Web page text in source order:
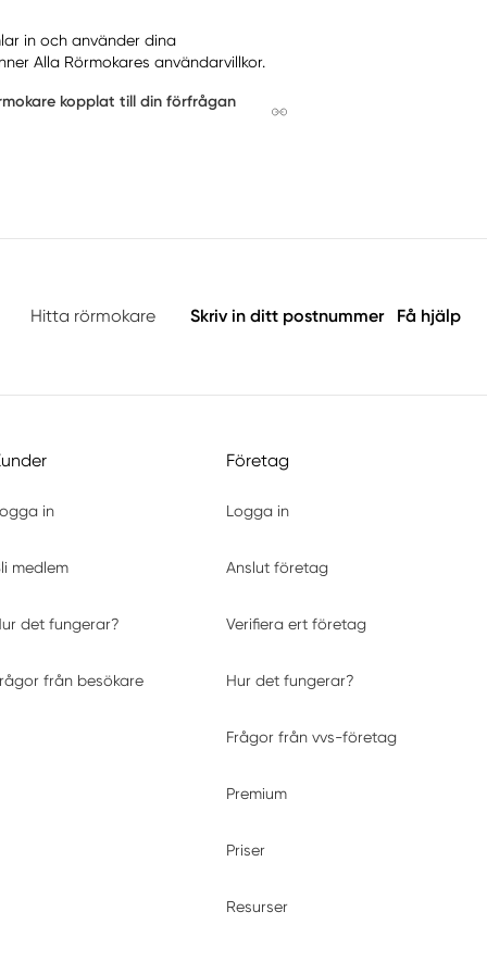
in och använder dina
Alla Rörmokares användarvillkor.
kopplat till din förfrågan
Hitta rörmokare Skriv in ditt postnummer Få hjälp
in
medlem
det fungerar?
från besökare
Företag
Logga in
Anslut företag
Verifiera ert företag
Hur det fungerar?
Frågor från vvs-företag
Premium
Priser
Resurser